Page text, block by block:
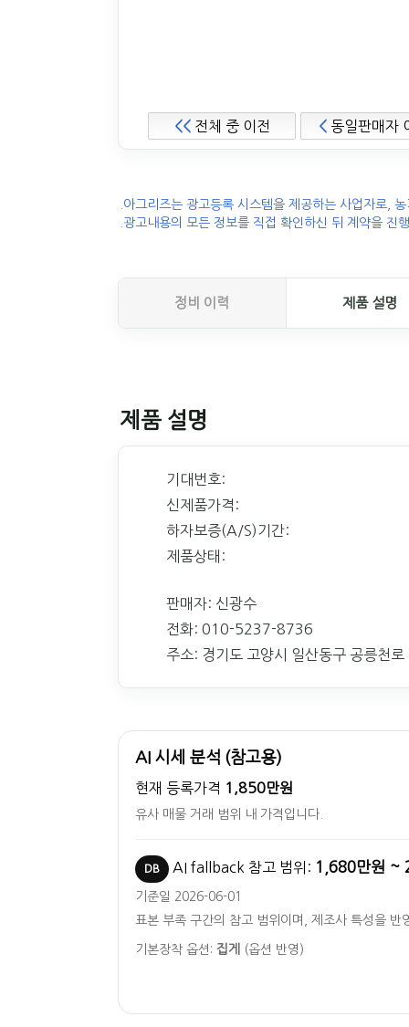
<<전체 중 이전 < 동일판매자
.아그리즈는 광고등록 시스템을 제공하는 사업자로,
.광고내용의 모든 정보를 직접 확인하신 뒤 계약을 진
정비 이력 제품 설명
제품 설명
기대번호:
신제품가격:
하자보증(A/S)기간:
제품상태:
판매자: 신광수
전화: 010-5237-8736
주소: 경기도 고양시 일산동구 공릉천
AI 시세 분석 (참고용)
현재 등록가격 1,850만원
유사 매물 거래 범위 내 가격입니다.
DB AI fallback 참고 범위: 1,680만원 ~
기준일 2026-06-01
표본 부족 구간의 참고 범위이며, 제조사 특성을 반
기본장착 옵션: 집게 (옵션 반영)